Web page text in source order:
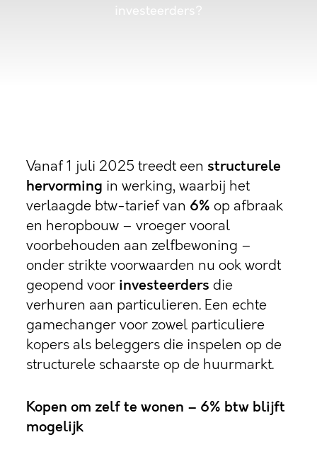
investeerders?
Vanaf 1 juli 2025 treedt een structurele
hervorming in werking, waarbij het
verlaagde btw-tarief van 6% op afbraak
en heropbouw – vroeger vooral
voorbehouden aan zelfbewoning –
onder strikte voorwaarden nu ook wordt
geopend voor investeerders die
verhuren aan particulieren. Een echte
gamechanger voor zowel particuliere
kopers als beleggers die inspelen op de
structurele schaarste op de huurmarkt.
Kopen om zelf te wonen – 6% btw blijft
mogelijk